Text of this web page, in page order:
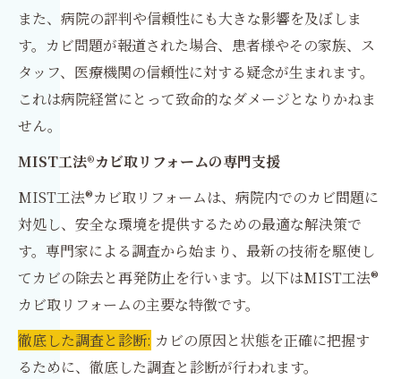
また、病院の評判や信頼性にも大きな影響を及ぼしま
す。カビ問題が報道された場合、患者様やその家族、ス
タッフ、医療機関の信頼性に対する疑念が生まれます。
これは病院経営にとって致命的なダメージとなりかねま
せん。
MIST工法®カビ取リフォームの専門支援
MIST工法®カビ取リフォームは、病院内でのカビ問題に
対処し、安全な環境を提供するための最適な解決策で
す。専門家による調査から始まり、最新の技術を駆使し
てカビの除去と再発防止を行います。以下はMIST工法®
カビ取リフォームの主要な特徴です。
徹底した調査と診断: カビの原因と状態を正確に把握す
るために、徹底した調査と診断が行われます。